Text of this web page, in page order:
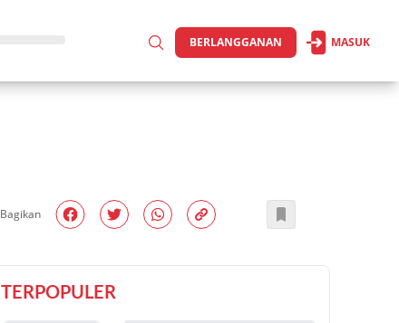
BERLANGGANAN MASUK
Bagikan
TERPOPULER